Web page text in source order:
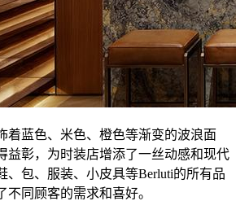
着蓝色、米色、橙色等渐变的波浪面
益彰，为时装店增添了一丝动感和现代
、包、服装、小皮具等Berluti的所有品
不同顾客的需求和喜好。